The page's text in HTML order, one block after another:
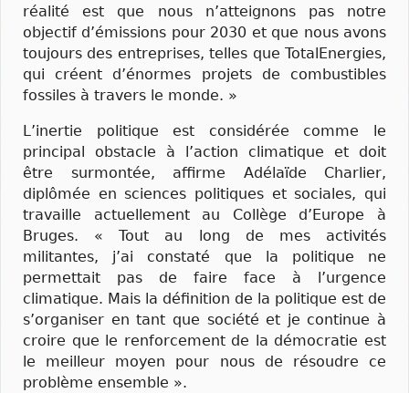
réalité est que nous n’atteignons pas notre
objectif d’émissions pour 2030 et que nous avons
toujours des entreprises, telles que TotalEnergies,
qui créent d’énormes projets de combustibles
fossiles à travers le monde. »
L’inertie politique est considérée comme le
principal obstacle à l’action climatique et doit
être surmontée, affirme Adélaïde Charlier,
diplômée en sciences politiques et sociales, qui
travaille actuellement au Collège d’Europe à
Bruges. « Tout au long de mes activités
militantes, j’ai constaté que la politique ne
permettait pas de faire face à l’urgence
climatique. Mais la définition de la politique est de
s’organiser en tant que société et je continue à
croire que le renforcement de la démocratie est
le meilleur moyen pour nous de résoudre ce
problème ensemble ».